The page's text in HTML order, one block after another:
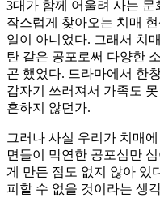
3대가 함께 어울려 사는
작스럽게 찾아오는 치매
일이 아니었다. 그래서 치
탄 같은 공포로써 다양한
곤 했었다. 드라마에서 한
갑자기 쓰러져서 가족도
흔하지 않던가.
그러나 사실 우리가 치매
면들이 막연한 공포심만
게 만든 점도 없지 않아 있
피할 수 없을 것이라는 생